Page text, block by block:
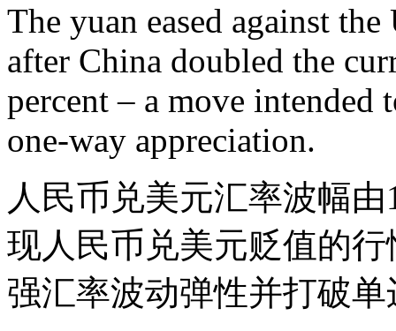
The yuan eased against
after China doubled the
percent – a move intended
one-way appreciation.
人民币兑美元汇率波幅
现人民币兑美元贬值的
强汇率波动弹性并打破